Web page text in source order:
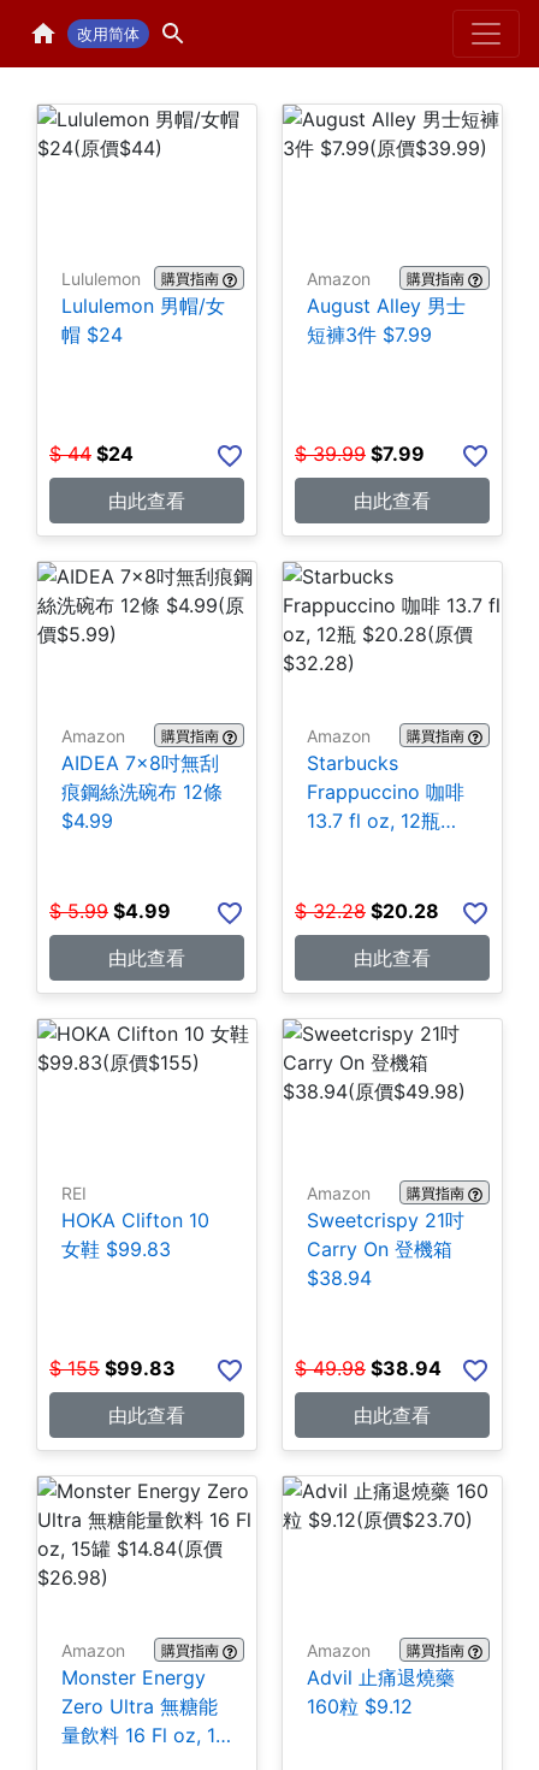
改用简体 Home
Lululemon 購買指南
Lululemon 男帽/女
帽 $24
$ 44 $24
由此查看
Amazon 購買指南
August Alley 男士
短褲3件 $7.99
$ 39.99 $7.99
由此查看
Amazon 購買指南
AIDEA 7×8吋無刮
痕鋼絲洗碗布 12條
$4.99
$ 5.99 $4.99
由此查看
Amazon 購買指南
Starbucks
Frappuccino 咖啡
13.7 fl oz, 12瓶
$ 32.28 $20.28
由此查看
REI
HOKA Clifton 10
女鞋 $99.83
$ 155 $99.83
由此查看
Amazon 購買指南
Sweetcrispy 21吋
Carry On 登機箱
$38.94
$ 49.98 $38.94
由此查看
Amazon 購買指南
Monster Energy
Zero Ultra 無糖能
量飲料 16 Fl oz, 15
Amazon 購買指南
Advil 止痛退燒藥
160粒 $9.12